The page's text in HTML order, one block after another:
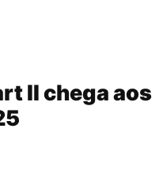
II chega aos